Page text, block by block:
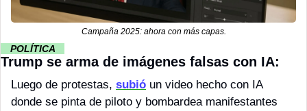
Campaña 2025: ahora con más capas.
POLÍTICA
Trump se arma de imágenes falsas con IA:
Luego de protestas, subió un video hecho con IA
donde se pinta de piloto y bombardea manifestantes